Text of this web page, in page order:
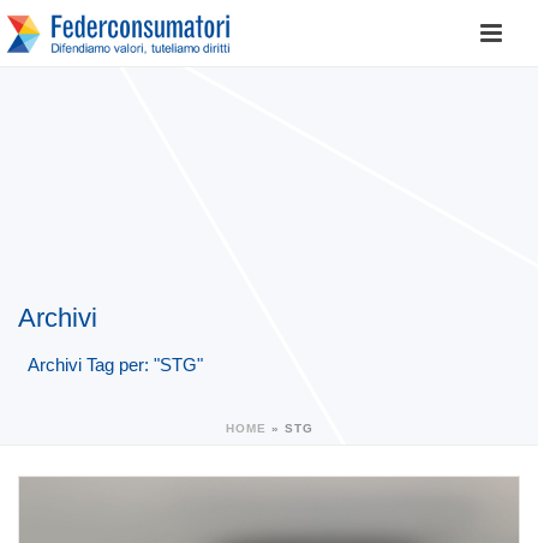
Archivi
Archivi Tag per: "STG"
HOME » STG